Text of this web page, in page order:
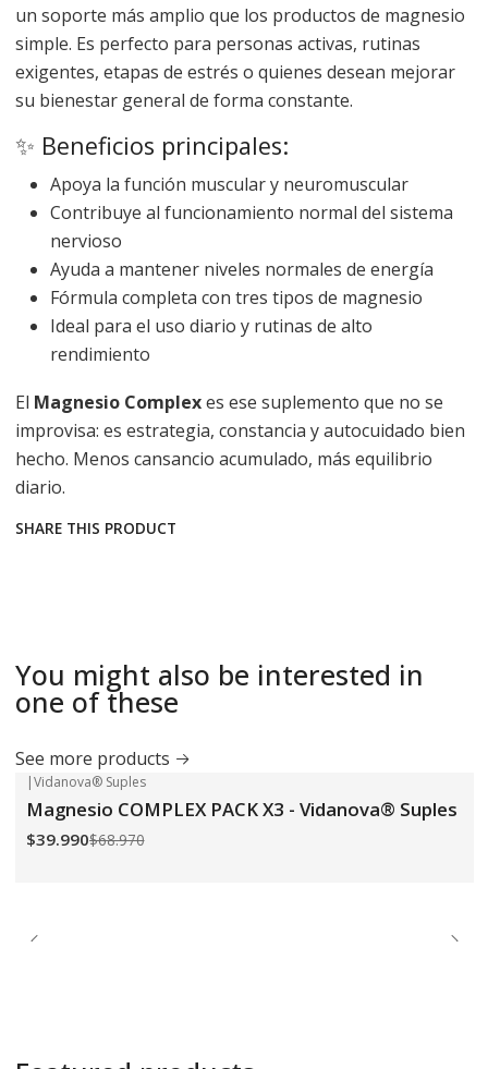
un soporte más amplio que los productos de magnesio
simple. Es perfecto para personas activas, rutinas
exigentes, etapas de estrés o quienes desean mejorar
su bienestar general de forma constante.
✨ Beneficios principales:
Apoya la función muscular y neuromuscular
Contribuye al funcionamiento normal del sistema
nervioso
Ayuda a mantener niveles normales de energía
Fórmula completa con tres tipos de magnesio
Ideal para el uso diario y rutinas de alto
rendimiento
El Magnesio Complexes ese suplemento que no se
improvisa: es estrategia, constancia y autocuidado bien
hecho. Menos cansancio acumulado, más equilibrio
diario.
SHARE THIS PRODUCT
You might also be interested in
one of these
See more products
-42%
OFF
|Vidanova® Suples
Magnesio COMPLEX PACK X3 - Vidanova® Suples
$39.990$68.970